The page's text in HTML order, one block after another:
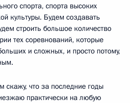
спорта, спорта высоких
культуры. Будем создавать
строить большое количество
тех соревнований, которые
и сложных, и просто потому,
скажу, что за последние годы
практически на любую